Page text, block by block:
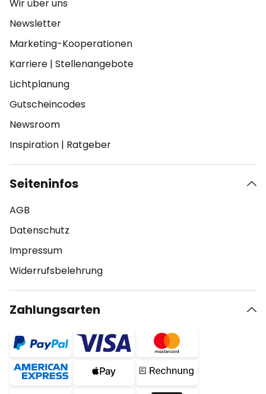
Wir über uns
Newsletter
Marketing-Kooperationen
Karriere | Stellenangebote
Lichtplanung
Gutscheincodes
Newsroom
Inspiration | Ratgeber
Seiteninfos
AGB
Datenschutz
Impressum
Widerrufsbelehrung
Zahlungsarten